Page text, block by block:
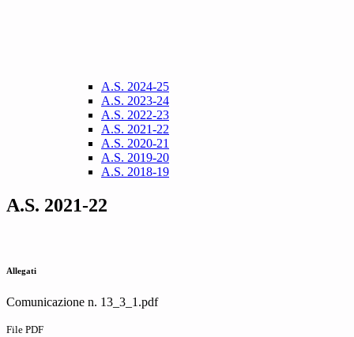
A.S. 2024-25
A.S. 2023-24
A.S. 2022-23
A.S. 2021-22
A.S. 2020-21
A.S. 2019-20
A.S. 2018-19
A.S. 2021-22
Allegati
Comunicazione n. 13_3_1.pdf
File PDF